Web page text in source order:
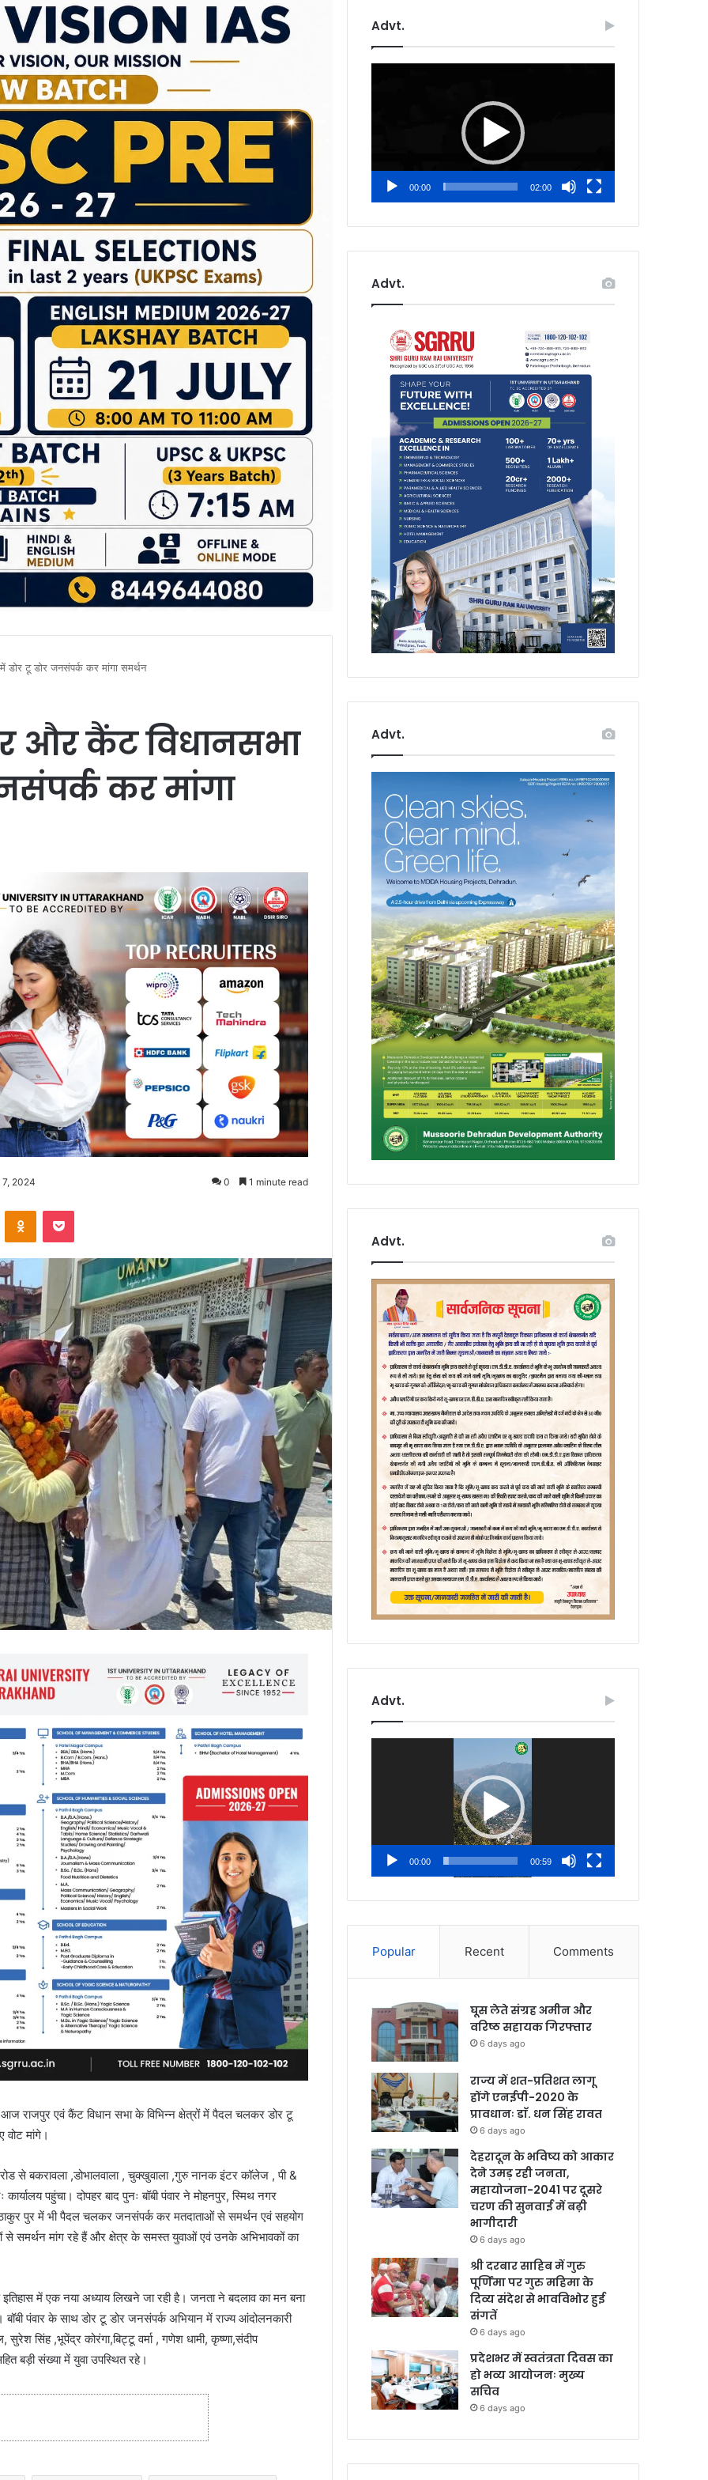
डोर टू डोर जनसंपर्क कर मांगा समर्थन
और कैंट विधानसभा
कर मांगा
2024 0 1 minute read
ने आज राजपुर एवं कैंट विधान सभा के विभिन्न क्षेत्रों में पैदल चलकर डोर टू
मांगे।
से बकरावला ,डोभालवाला , चुक्खुवाला ,गुरु नानक इंटर कॉलेज , पी &
पहुंचा। दोपहर बाद पुनः बॉबी पंवार ने मोहनपुर, स्मिथ नगर
ठाकुर पुर में भी पैदल चलकर जनसंपर्क कर मतदाताओं से समर्थन एवं सहयोग
से समर्थन मांग रहे हैं और क्षेत्र के समस्त युवाओं एवं उनके अभिभावकों का
इतिहास में एक नया अध्याय लिखने जा रही है। जनता ने बदलाव का मन बना
बॉबी पंवार के साथ डोर टू डोर जनसंपर्क अभियान में राज्य आंदोलनकारी
सुरेश सिंह ,भूपेंद्र कोरंगा,बिट्टू वर्मा , गणेश धामी, कृष्णा,संदीप
बड़ी संख्या में युवा उपस्थित रहे।
Advt.
00:00 02:00
Advt.
Advt.
Advt.
Advt.
00:00 00:59
Popular Recent Comments
घूस लेते संग्रह अमीन और
वरिष्ठ सहायक गिरफ्तार
6 days ago
राज्य में शत-प्रतिशत लागू
होंगे एनईपी-2020 के
प्रावधानः डाॅ. धन सिंह रावत
6 days ago
देहरादून के भविष्य को आकार
देने उमड़ रही जनता,
महायोजना-2041 पर दूसरे
चरण की सुनवाई में बढ़ी
भागीदारी
6 days ago
श्री दरबार साहिब में गुरु
पूर्णिमा पर गुरु महिमा के
दिव्य संदेश से भावविभोर हुई
संगतें
6 days ago
प्रदेशभर में स्वतंत्रता दिवस का
हो भव्य आयोजनः मुख्य
सचिव
6 days ago